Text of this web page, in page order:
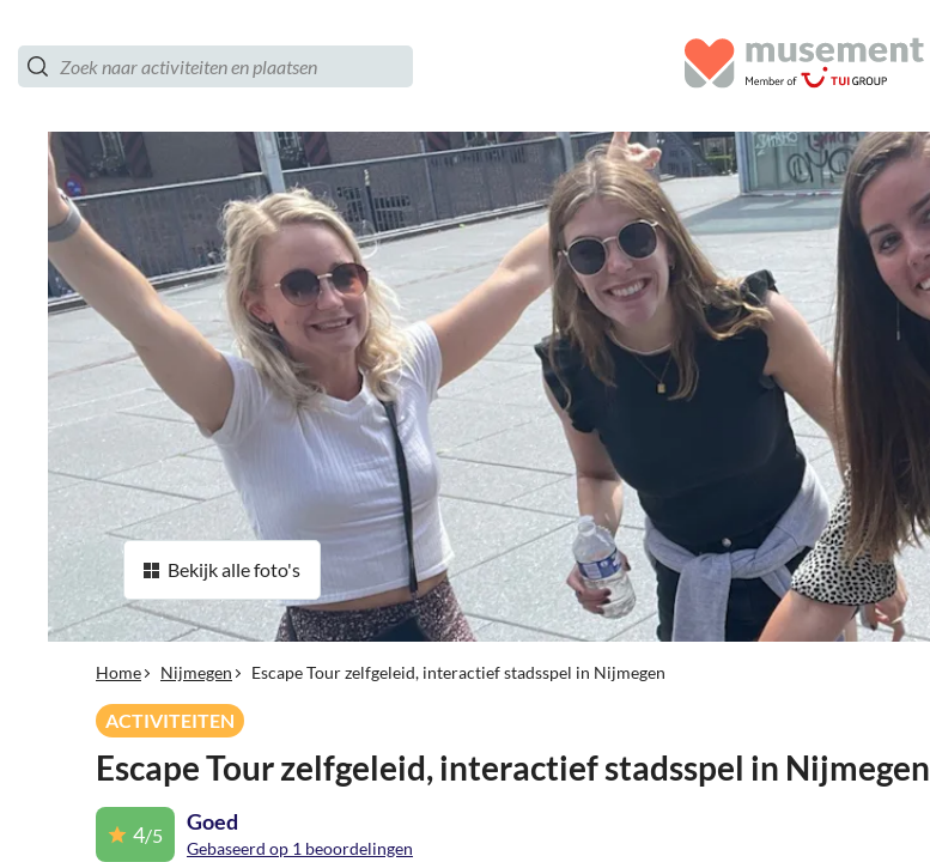
Bekijk alle foto's
Home Nijmegen Escape Tour zelfgeleid, interactief stadsspel in Nijmegen
ACTIVITEITEN
Escape Tour zelfgeleid, interactief stadsspel in Nijmegen
4/5
Goed
Gebaseerd op 1 beoordelingen